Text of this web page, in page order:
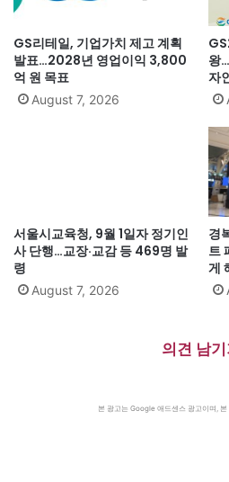
GS리테일, 기업가치 제고 계획
발표…2028년 영업이익 3,800
억 원 목표
August 7, 2026
왕
자
서울시교육청, 9월 1일자 정기인
사 단행…교장·교감 등 469명 발
령
August 7, 2026
경
트
게
의견 남기
본 광고는 Google 애드센스 광고이며,